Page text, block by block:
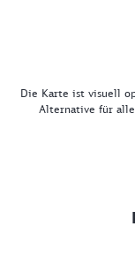
Die Karte ist visuell
Alternative für